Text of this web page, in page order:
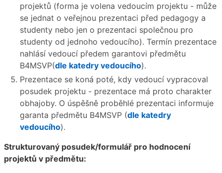
projektů (forma je volena vedoucím projektu - může
se jednat o veřejnou prezentaci před pedagogy a
studenty nebo jen o prezentaci společnou pro
studenty od jednoho vedoucího). Termín prezentace
nahlásí vedoucí předem garantovi předmětu
B4MSVP(dle katedry vedoucího).
Prezentace se koná poté, kdy vedoucí vypracoval
posudek projektu - prezentace má proto charakter
obhajoby. O úspěšně proběhlé prezentaci informuje
garanta předmětu B4MSVP (dle katedry
vedoucího).
Strukturovaný posudek/formulář pro hodnocení
projektů v předmětu: